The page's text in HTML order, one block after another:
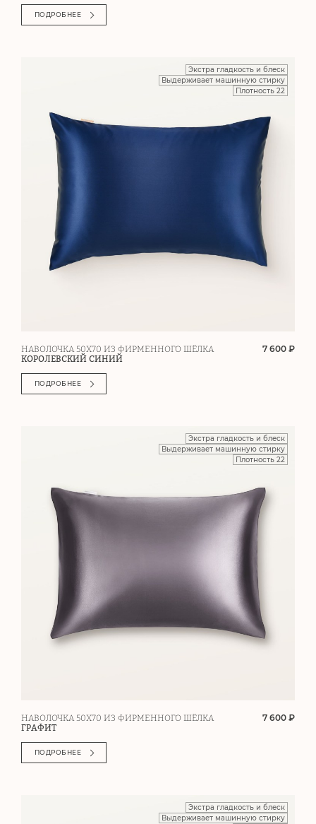
ПОДРОБНЕЕ
Экстра гладкость и блеск
Выдерживает машинную стирку
Плотность 22
НАВОЛОЧКА 50Х70 ИЗ ФИРМЕННОГО ШЁЛКА
КОРОЛЕВСКИЙ СИНИЙ
7 600 ₽
ПОДРОБНЕЕ
Экстра гладкость и блеск
Выдерживает машинную стирку
Плотность 22
НАВОЛОЧКА 50Х70 ИЗ ФИРМЕННОГО ШЁЛКА
ГРАФИТ
7 600 ₽
ПОДРОБНЕЕ
Экстра гладкость и блеск
Выдерживает машинную стирку